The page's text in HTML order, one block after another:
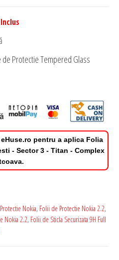
de Protectie Tempered Glass
pentru a aplica Folia
- Sector 3 - Titan - Complex
Nokia, Folii de Protectie Nokia 2.2,
Nokia 2.2, Folii de Sticla Securizata 9H Full